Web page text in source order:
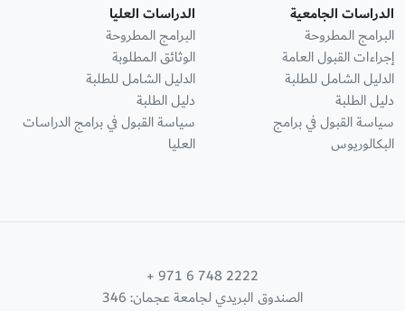
الدراسات الجامعية
البرامج المطروحة
إجراءات القبول العامة
الدليل الشامل للطلبة
دليل الطلبة
سياسة القبول في برامج
البكالوريوس
الدراسات العليا
البرامج المطروحة
الوثائق المطلوبة
الدليل الشامل للطلبة
دليل الطلبة
سياسة القبول في برامج الدراسات
العليا
+ 971 6 748 2222
الصندوق البريدي لجامعة عجمان: 346